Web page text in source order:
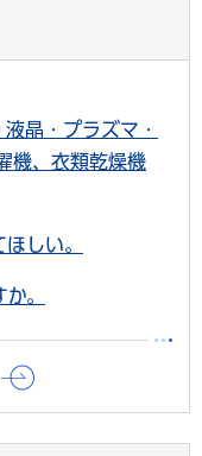
晶・プラズマ・
機、衣類乾燥機
しい。
。